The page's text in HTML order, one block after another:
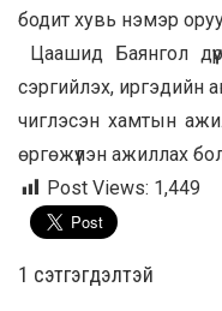
бодит хувь нэмэр
Цаашид Баянгол
сэргийлэх, иргэдийн
чиглэсэн хамтын
өргөжүүлэн ажиллах
Post Views: 1,449
1 сэтгэгдэлтэй